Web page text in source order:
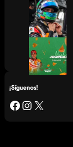
¡Síguenos!
Facebook Instagram X